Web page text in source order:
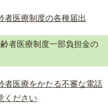
者医療制度の各種届出
者医療制度一部負担金の
者医療をかたる不審な電話
ください